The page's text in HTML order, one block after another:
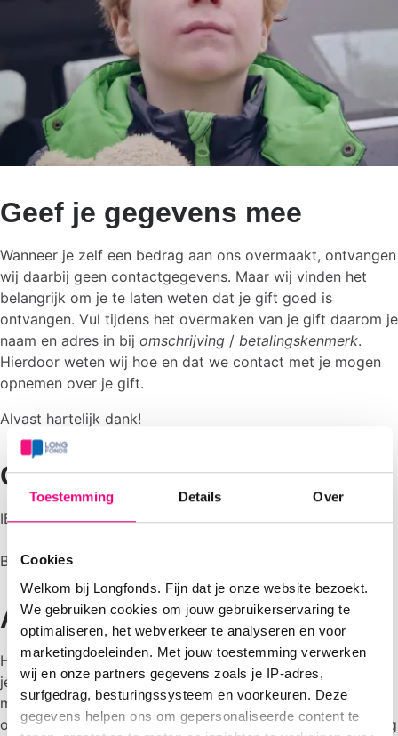
Toestemming Details Over
Cookies
Welkom bij Longfonds. Fijn dat je onze website bezoekt.
We gebruiken cookies om jouw gebruikerservaring te
optimaliseren, het webverkeer te analyseren en voor
marketingdoeleinden. Met jouw toestemming verwerken
wij en onze partners gegevens zoals je IP-adres,
surfgedrag, besturingssysteem en voorkeuren. Deze
gegevens helpen ons om gepersonaliseerde content te
Geef je gegevens mee
Wanneer je zelf een bedrag aan ons overmaakt, ontvangen
wij daarbij geen contactgegevens. Maar wij vinden het
belangrijk om je te laten weten dat je gift goed is
ontvangen. Vul tijdens het overmaken van je gift daarom je
naam en adres in bij omschrijving / betalingskenmerk.
Hierdoor weten wij hoe en dat we contact met je mogen
opnemen over je gift.
Alvast hartelijk dank!
Onze bankgegevens
IBAN rekeningnummer:NL 50 ABNA 0575255250
BIC code: ABNA NL 2A
Automatische incasso
Heb je gekozen voor een automatische incasso? Dan vind
je op je bankafschrift of in de bevestigingsmail het
mandaatnummer. Dit nummer kun je gebruiken bij vragen
over je machtiging. Je bijdrage wordt op de laatste vrijdag